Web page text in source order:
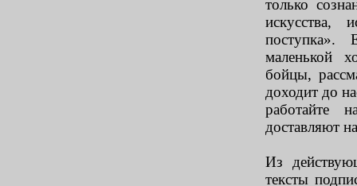
только
искусства,
маленькой
бойцы,
доходит до
работайте
доставляют
Из
тексты